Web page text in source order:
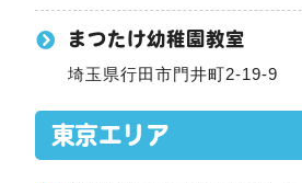
まつたけ幼稚園教室
埼玉県行田市門井町2-19-9
東京エリア